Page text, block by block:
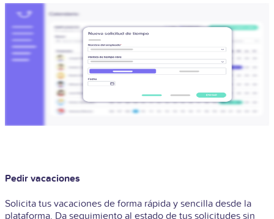
Pedir vacaciones
Solicita tus vacaciones de forma rápida y sencilla desde la
plataforma. Da seguimiento al estado de tus solicitudes sin